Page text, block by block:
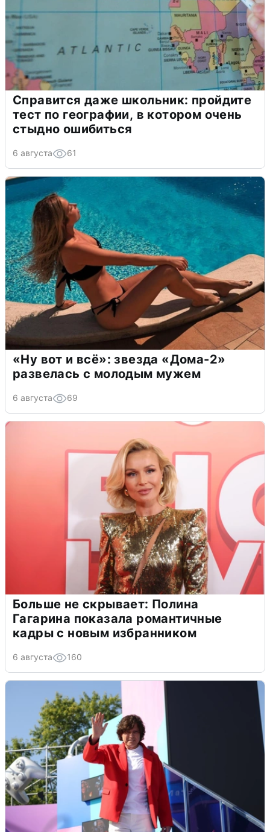
Справится даже школьник: пройдите
тест по географии, в котором очень
стыдно ошибиться
6 августа 61
«Ну вот и всё»: звезда «Дома-2»
развелась с молодым мужем
6 августа 69
Больше не скрывает: Полина
Гагарина показала романтичные
кадры с новым избранником
6 августа 160